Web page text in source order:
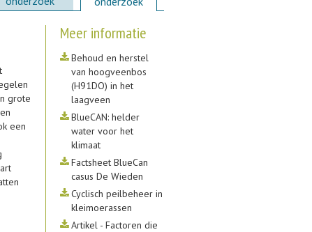
grote
een
Meer informatie
Behoud en herstel
van hoogveenbos
(H91DO) in het
laagveen
BlueCAN: helder
water voor het
klimaat
Factsheet BlueCan
casus De Wieden
Cyclisch peilbeheer in
kleimoerassen
Artikel - Factoren die